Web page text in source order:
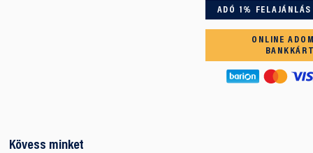
ADÓ 1% FELAJÁNLÁS
ONLINE
Kövess minket